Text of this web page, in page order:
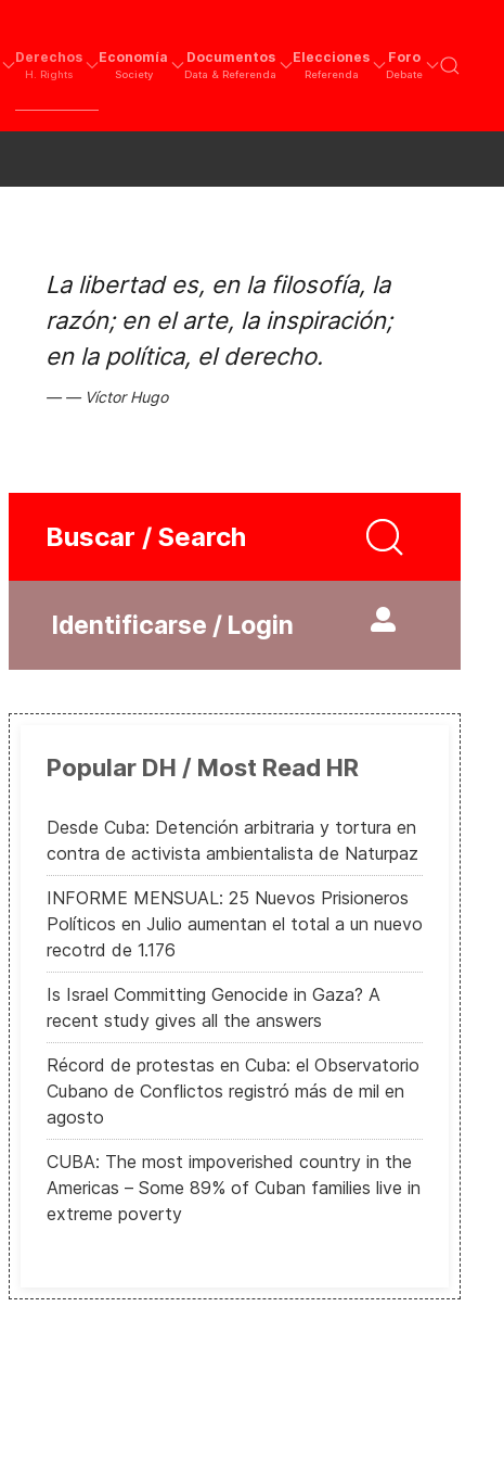
Derechos
H. Rights
Economía
Society
Documentos
Data & Referenda
Elecciones
Referenda
Foro
Debate
La libertad es, en la filosofía, la
razón; en el arte, la inspiración;
en la política, el derecho.
Víctor Hugo
Buscar / Search
Identificarse / Login
Popular DH / Most Read HR
Desde Cuba: Detención arbitraria y tortura en
contra de activista ambientalista de Naturpaz
INFORME MENSUAL: 25 Nuevos Prisioneros
Políticos en Julio aumentan el total a un nuevo
recotrd de 1.176
Is Israel Committing Genocide in Gaza? A
recent study gives all the answers
Récord de protestas en Cuba: el Observatorio
Cubano de Conflictos registró más de mil en
agosto
CUBA: The most impoverished country in the
Americas – Some 89% of Cuban families live in
extreme poverty